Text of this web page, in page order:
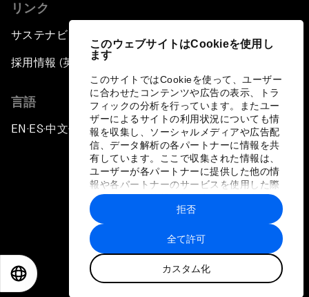
このウェブサイトはCookieを使用し
ます
このサイトではCookieを使って、ユーザー
に合わせたコンテンツや広告の表示、トラ
フィックの分析を行っています。またユー
ザーによるサイトの利用状況についても情
報を収集し、ソーシャルメディアや広告配
信、データ解析の各パートナーに情報を共
有しています。ここで収集された情報は、
ユーザーが各パートナーに提供した他の情
報や各パートナーのサービスを使用した際
に収集された情報と組み合わされ、各パー
トナーによって使用されることがありま
す。
全て許可
カスタム化
拒否
リンク
サステナビリティへの取り組み
採用情報 (英語のみ)
言語
EN ▪ES▪中文▪ 日本語
プライバシーポリシーと利用規約
サイトマップ
©
世界経済フォーラム